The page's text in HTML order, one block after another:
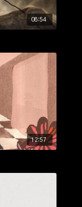
08:54
12:57